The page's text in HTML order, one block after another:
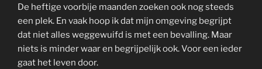
De heftige voorbije maanden zoeken ook nog steeds
een plek. En vaak hoop ik dat mijn omgeving begrijpt
dat niet alles weggewuifd is met een bevalling. Maar
niets is minder waar en begrijpelijk ook. Voor een ieder
gaat het leven door.